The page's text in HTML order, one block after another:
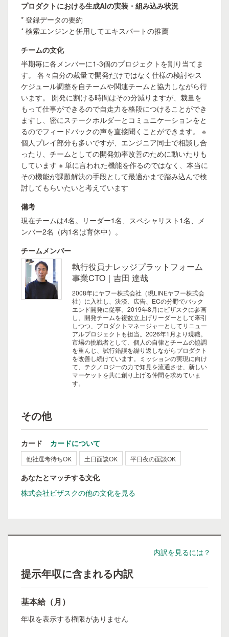
プロダクトにおける生成AIの実装・組み込み状況
* 登録データの要約
* 検索エンジンと併用してエキスパートの推薦
チームの文化
半期毎に各メンバーに1-3個のプロジェクトを割り当てま
す。 各々自分の裁量で開発だけではなく仕様の検討やス
ケジュール調整を自チームや関連チームと協力しながら行
います。 開発に割ける時間はその分減りますが、裁量を
もって仕事ができるので自走力を格段につけることができ
ますし、密にステークホルダーとコミュニケーションをと
るのでフィードバックの声を直接聞くことができます。 ※
個人プレイ部分も多いですが、エンジニア同士で相談し合
ったり、チームとしての開発効率改善のために動いたりも
しています ※ 単に言われた機能を作るのではなく、本当に
その機能が課題解決の手段として最適かまで踏み込んで検
討してもらいたいと考えています
備考
現在チームは4名。リーダー1名、スペシャリスト1名、メ
ンバー2名（内1名は育休中）。
チームメンバー
執行役員ナレッジプラットフォーム
事業CTO｜吉田 達哉
2008年にヤフー株式会社（現LINEヤフー株式会
社）に入社し、決済、広告、ECの分野でバック
エンド開発に従事。2019年8月にビザスクに参画
し、開発チームを複数立上げリーダーとして牽引
しつつ、プロダクトマネージャーとしてリニュー
アルプロジェクトも担当。2026年1月より現職。
市場の挑戦者として、個人の自律とチームの協調
を重んじ、試行錯誤を繰り返しながらプロダクト
を改善し続けています。ミッションの実現に向け
て、テクノロジーの力で知見を流通させ、新しい
マーケットを共に創り上げる仲間を求めていま
す。
その他
カード カードについて
他社選考待ちOK 土日面談OK 平日夜の面談OK
あなたとマッチする文化
株式会社ビザスクの他の文化を見る
内訳を見るには？
提示年収に含まれる内訳
基本給（月）
年収を表示する権限がありません